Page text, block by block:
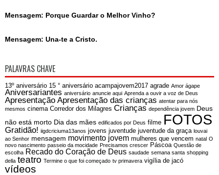
Mensagem: Porque Guardar o Melhor Vinho?
Mensagem: Una-te a Cristo.
PALAVRAS CHAVE
13º aniversário 15 ° aniversário acampajovem2017 agrade Amor ágape
Aniversariantes aniversário anuncie aqui Aprenda a ouvir a voz de Deus
Apresentação Apresentação das crianças atentar para nós
mesmos cinema Corredor dos Milagres Crianças dependência jovem Deus
não está morto Dia das mães edificados por Deus filme FOTOS
Gratidão! iigdcriciuma13anos jovens juventude juventude da graça louvai
ao Senhor mensagem movimento jovem mulheres que vencem natal O
novo nascimento passeio da mocidade Precisamos crescer Páscoa Questão de
escolha Recado do Coração de Deus saudade semana santa shopping
della teatro Termine o que foi começado tv primavera vigília de jacó
vídeos